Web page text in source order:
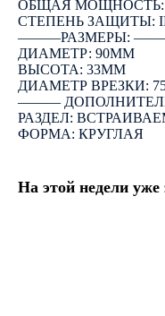
ОБЩАЯ МОЩНОСТЬ:
СТЕПЕНЬ ЗАЩИТЫ:
―――РАЗМЕРЫ:
ДИАМЕТР: 90ММ
ВЫСОТА: 33ММ
ДИАМЕТР ВРЕЗКИ:
―――
РАЗДЕЛ:
ФОРМА: КРУГЛАЯ
На этой недели уже